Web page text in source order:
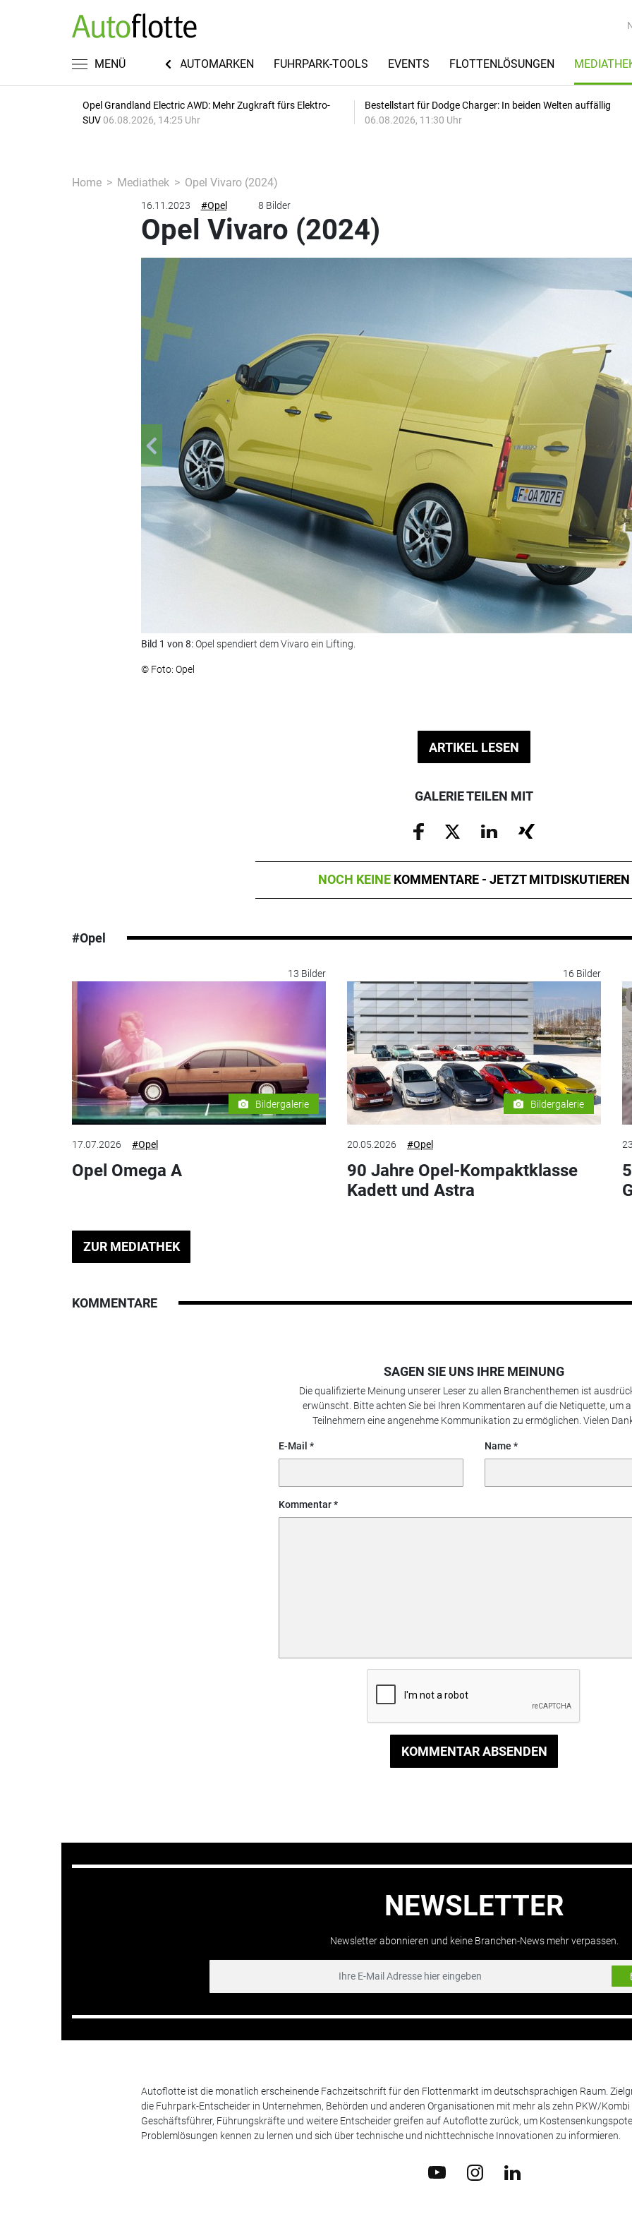
MENÜ
RECHT & STEUERN AUTOMARKEN FUHRPARK-TOOLS EVENTS FLOTTENLÖSUNGEN
Opel Grandland Electric AWD: Mehr Zugkraft fürs Elektro-
SUV 06.08.2026, 14:25 Uhr
Bestellstart für Dodge Charger: In beiden Welten auffällig
06.08.2026, 11:30 Uhr
Home Mediathek Opel Vivaro (2024)
16.11.2023 #Opel 8 Bilder
Opel Vivaro (2024)
Bild 1 von 8:Opel spendiert dem Vivaro ein Lifting.
© Foto: Opel
ARTIKEL LESEN
GALERIE TEILEN MIT
NOCH KEINE KOMMENTARE - JETZT MITDISKUTIEREN
#Opel
13 Bilder
Bildergalerie
17.07.2026 #Opel
Opel Omega A
16 Bilder
Bildergalerie
20.05.2026 #Opel
90 Jahre Opel-Kompaktklasse
Kadett und Astra
ZUR MEDIATHEK
KOMMENTARE
SAGEN SIE UNS IHRE MEINUNG
Die qualifizierte Meinung unserer Leser zu allen Branchenthemen ist
erwünscht. Bitte achten Sie bei Ihren Kommentaren auf die Netiquette, um
Teilnehmern eine angenehme Kommunikation zu ermöglichen. Vielen
E-Mail Name
Kommentar
KOMMENTAR ABSENDEN
NEWSLETTER
Newsletter abonnieren und keine Branchen-News mehr verpassen.
Autoflotte ist die monatlich erscheinende Fachzeitschrift für den Flottenmarkt im deutschsprachigen Raum.
die Fuhrpark-Entscheider in Unternehmen, Behörden und anderen Organisationen mit mehr als zehn PKW/
Geschäftsführer, Führungskräfte und weitere Entscheider greifen auf Autoflotte zurück, um
Problemlösungen kennen zu lernen und sich über technische und nichttechnische Innovationen zu informieren.